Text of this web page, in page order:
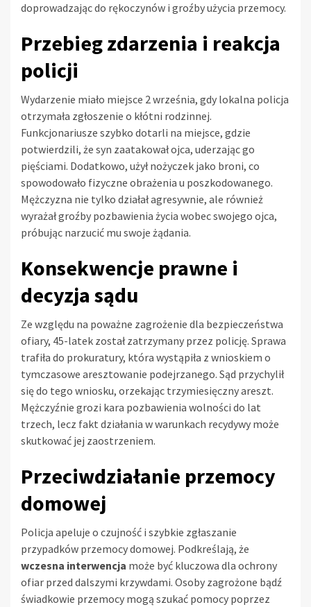
doprowadzając do rękoczynów i groźby użycia przemocy.
Przebieg zdarzenia i reakcja
policji
Wydarzenie miało miejsce 2 września, gdy lokalna policja
otrzymała zgłoszenie o kłótni rodzinnej.
Funkcjonariusze szybko dotarli na miejsce, gdzie
potwierdzili, że syn zaatakował ojca, uderzając go
pięściami. Dodatkowo, użył nożyczek jako broni, co
spowodowało fizyczne obrażenia u poszkodowanego.
Mężczyzna nie tylko działał agresywnie, ale również
wyrażał groźby pozbawienia życia wobec swojego ojca,
próbując narzucić mu swoje żądania.
Konsekwencje prawne i
decyzja sądu
Ze względu na poważne zagrożenie dla bezpieczeństwa
ofiary, 45-latek został zatrzymany przez policję. Sprawa
trafiła do prokuratury, która wystąpiła z wnioskiem o
tymczasowe aresztowanie podejrzanego. Sąd przychylił
się do tego wniosku, orzekając trzymiesięczny areszt.
Mężczyźnie grozi kara pozbawienia wolności do lat
trzech, lecz fakt działania w warunkach recydywy może
skutkować jej zaostrzeniem.
Przeciwdziałanie przemocy
domowej
Policja apeluje o czujność i szybkie zgłaszanie
przypadków przemocy domowej. Podkreślają, że
wczesna interwencja może być kluczowa dla ochrony
ofiar przed dalszymi krzywdami. Osoby zagrożone bądź
świadkowie przemocy mogą szukać pomocy poprzez